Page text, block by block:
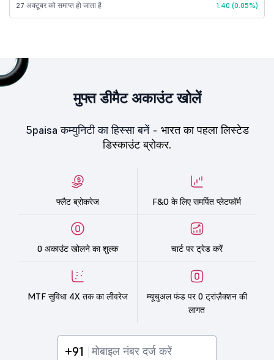
27 अक्टूबर को समाप्त हो जाता है 1.40 (0.05%)
मुफ्त डीमैट अकाउंट खोलें
5paisa कम्युनिटी का हिस्सा बनें - भारत का पहला लिस्टेड
डिस्काउंट ब्रोकर.
फ्लैट ब्रोकरेज F&O के लिए समर्पित प्लेटफॉर्म
0 अकाउंट खोलने का शुल्क चार्ट पर ट्रेड करें
MTF सुविधा 4X तक का लीवरेज
म्यूचुअल फंड पर 0 ट्रांज़ैक्शन की
लागत
+91